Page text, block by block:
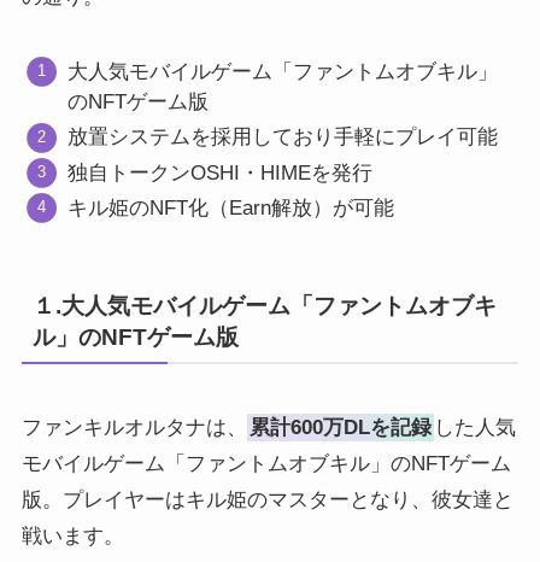
大人気モバイルゲーム「ファントムオブキル」
のNFTゲーム版
放置システムを採用しており手軽にプレイ可能
独自トークンOSHI・HIMEを発行
キル姫のNFT化（Earn解放）が可能
１.大人気モバイルゲーム「ファントムオブキ
ル」のNFTゲーム版
ファンキルオルタナは、 累計600万DLを記録 した人気
モバイルゲーム「ファントムオブキル」のNFTゲーム
版。プレイヤーはキル姫のマスターとなり、彼女達と
戦います。